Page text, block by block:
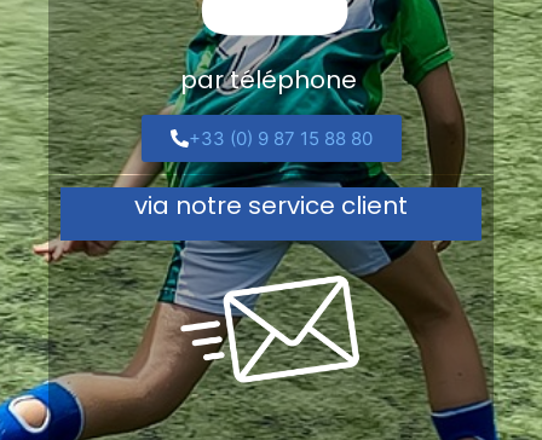
par téléphone
+33 (0) 9 87 15 88 80
via notre service client